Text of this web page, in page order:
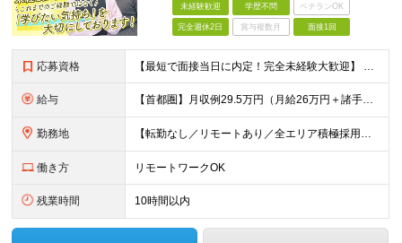
未経験歓迎 学歴不問 ベテランOK
完全週休2日 賞与複数月 面接1回
応募資格 【最短で面接当日に内定！完全未経験大歓迎】 ・業種／職種未経験歓迎 ・社会人デビュー、第二新卒、既卒者大歓迎 ・学歴不問（文系、理系不問） ・20代～30代、男女問わず活躍中 ・服装、髪色自由 ・明確
給与 【首都圏】月収例29.5万円（月給26万円＋諸手当） 【東海・関西】月収例28.5万円（月給25万円＋諸手当） 【九州】月収例26万円（月給23万円＋諸手当） ※経験・スキル・前職給与を踏まえ、総合
勤務地 【転勤なし／リモートあり／全エリア積極採用】 ・大手企業のプロジェクト中心 ・勤務エリアや配属先は希望を考慮 ・研修はリモートメインで実施 ・UIターン歓迎 ＜主なエリア＞ ■首都圏…東京・神奈川・
働き方 リモートワークOK
残業時間 10時間以内